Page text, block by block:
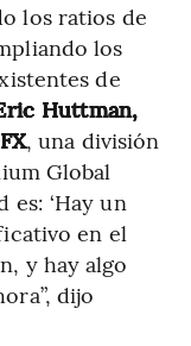
los ratios de
los
de
Huttman,
, una división
Global
es: ‘Hay un
en el
y hay algo
dijo